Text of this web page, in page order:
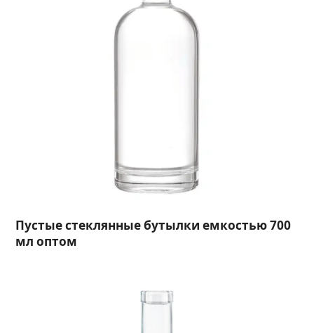
Пустые стеклянные бутылки емкостью 700
мл оптом